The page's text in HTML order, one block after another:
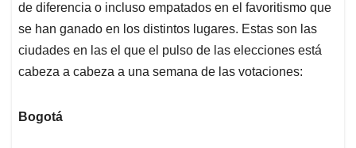
de diferencia o incluso empatados en el favoritismo que
se han ganado en los distintos lugares. Estas son las
ciudades en las el que el pulso de las elecciones está
cabeza a cabeza a una semana de las votaciones:
Bogotá